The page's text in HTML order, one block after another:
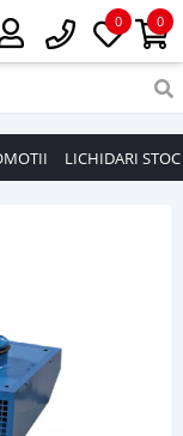
0
0
LICHIDARI STOC